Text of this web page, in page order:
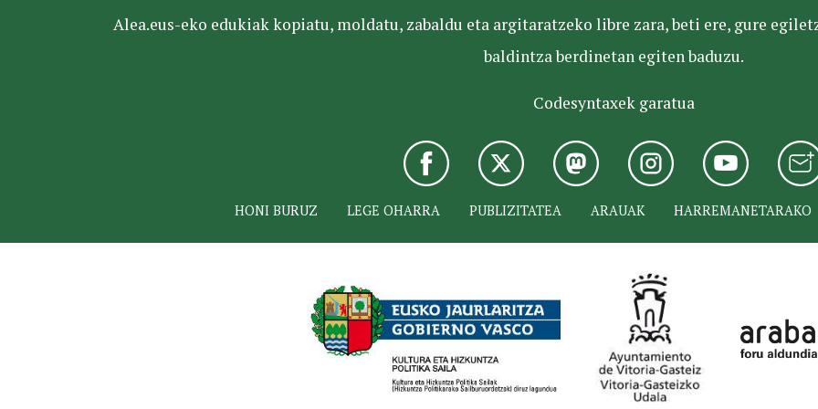
Alea.eus-eko edukiak kopiatu, moldatu, zabaldu eta argitaratzeko libre zara, beti ere, gure
baldintza berdinetan egiten baduzu.
Codesyntaxek garatua
HONI BURUZ LEGE OHARRA PUBLIZITATEA ARAUAK HARREMANETARAKO